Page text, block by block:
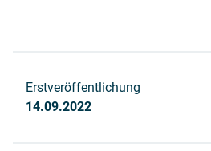
Erstveröffentlichung
14.09.2022